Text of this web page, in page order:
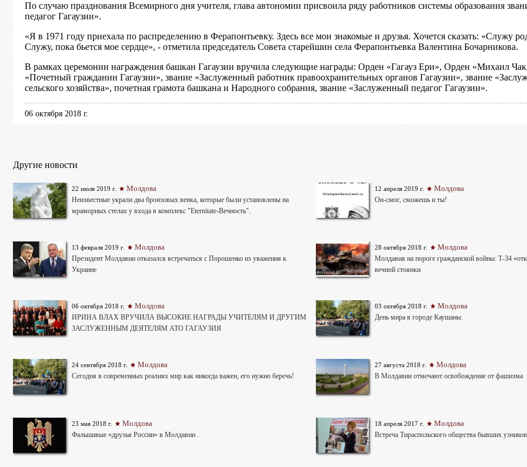
По случаю празднования Всемирного дня учителя, глава автономии присвоила ряду работников системы образования
педагог Гагаузии».
«Я в 1971 году приехала по распределению в Ферапонтьевку. Здесь все мои знакомые и друзья. Хочется сказать: «Служу
Служу, пока бьется мое сердце», - отметила председатель Совета старейшин села Ферапонтьевка Валентина Бочарникова.
В рамках церемонии награждения башкан Гагаузии вручила следующие награды: Орден «Гагауз Ери», Орден «Михаил
«Почетный гражданин Гагаузии», звание «Заслуженный работник правоохранительных органов Гагаузии», звание
сельского хозяйства», почетная грамота башкана и Народного собрания, звание «Заслуженный педагог Гагаузии».
06 октября 2018 г.
Другие новости
22 июля 2019 г. Молдова
Неизвестные украли два бронзовых венка, которые были установлены на
мраморных стелах у входа в комплекс "Eternitate-Вечность".
12 апреля 2019 г. Молдова
Он-смог, сможешь и ты!
13 февраля 2019 г. Молдова
Президент Молдавии отказался встречаться с Порошенко из уважения к
Украине
28 октября 2018 г. Молдова
Молдавия на пороге гражданской войны: Т-34
вечной стоянки
06 октября 2018 г. Молдова
ИРИНА ВЛАХ ВРУЧИЛА ВЫСОКИЕ НАГРАДЫ УЧИТЕЛЯМ И ДРУГИМ
ЗАСЛУЖЕННЫМ ДЕЯТЕЛЯМ АТО ГАГАУЗИЯ
03 октября 2018 г. Молдова
День мира в городе Каушаны.
24 сентября 2018 г. Молдова
Сегодня в современных реалиях мир как никогда важен, его нужно беречь!
27 августа 2018 г. Молдова
В Молдавии отмечают освобождение от фашизма
23 мая 2018 г. Молдова
Фальшивые «друзья России» в Молдавии .
18 апреля 2017 г. Молдова
Встреча Тираспольского общества бывших